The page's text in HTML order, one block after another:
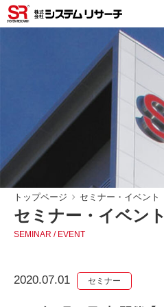
トップページ セミナー・イベント
セミナー・イベント
SEMINAR / EVENT
2020.07.01 セミナー